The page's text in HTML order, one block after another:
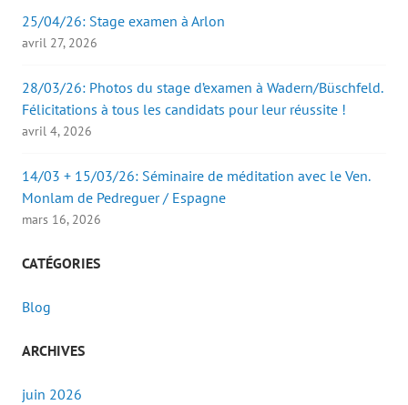
25/04/26: Stage examen à Arlon
avril 27, 2026
28/03/26: Photos du stage d’examen à Wadern/Büschfeld.
Félicitations à tous les candidats pour leur réussite !
avril 4, 2026
14/03 + 15/03/26: Séminaire de méditation avec le Ven.
Monlam de Pedreguer / Espagne
mars 16, 2026
CATÉGORIES
Blog
ARCHIVES
juin 2026